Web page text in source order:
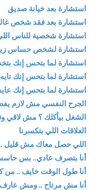
استشارة بعد خيانة صديق
استشارة بعد فقد شخص
استشارة شخصية للناس
استشارة لشخص حساس
استشارة لما بتحس إنك
استشارة لما بتحس إنك
استشارة لما بتحس إنك
الجرح النفسي مش لازم
الشغل بيأكلك ؟ مش لاقي
العلاقات اللي بتكسرنا
اللي حصل معاك مش قليل
أنا بتصرف عادي.. بس
أنا طول الوقت خايف .. من
أنا مش مرتاح .. ومش عارف